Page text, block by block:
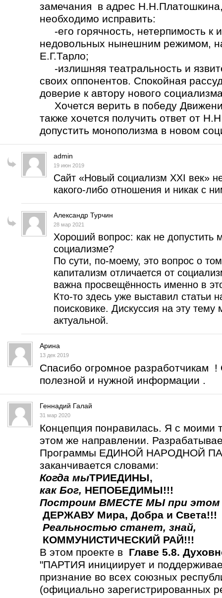
замечания в адрес
необходимо исправить:
-его горячность, нетерпимость
недовольных нынешним режимом,
Е.Г.Тарло;
-излишняя театральность и
своих оппонентов. Спокойная
доверие к автору нового
Хочется верить в победу
также хочется получить ответ от
допустить монополизма в новом
admin
19 июн 2019
Сайт «Новый социализм XXI век»
какого-либо отношения и никак с
Александр Турчин
28 мар 2021
Хороший вопрос: как не допустить
социализме?
По сути, по-моему, это вопрос о
капитализм отличается от
важна просвещённость именно в
Кто-то здесь уже выставил статьи
поисковике. Дискуссия на эту тему
актуальной.
Арина
13 дек 2019
Спасибо огромное разработчикам
полезной и нужной информации .
Геннадий Галай
31 мар 2020
Концепция понравилась. Я с моими
этом же направлении.
Программы ЕДИНОЙ НАРОДНОЙ
заканчивается словами:
Когда мыТРИЕДИНЫ,
как Бог, НЕПОБЕДИМЫ!!!
Построим ВМЕСТЕ МЫ при этом
ДЕРЖАВУ Мира, Добра и Света!!!
Реальностью станет, знай,
КОММУНИСТИЧЕСКИЙ РАЙ!!!
В этом проекте в Главе 5.8.
"ПАРТИЯ инициирует и
признание во всех союзных
(официально зарегистрированных